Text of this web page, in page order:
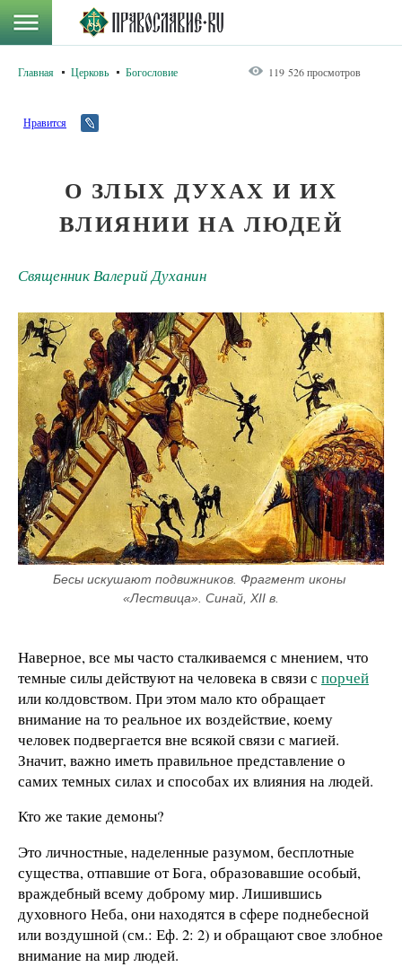
Главная Церковь Богословие 119 526 просмотров
Нравится
О ЗЛЫХ ДУХАХ И ИХ
ВЛИЯНИИ НА ЛЮДЕЙ
Священник Валерий Духанин
Бесы искушают подвижников. Фрагмент иконы
«Лествица». Синай, XII в.
Наверное, все мы часто сталкиваемся с мнением, что
темные силы действуют на человека в связи с порчей
или колдовством. При этом мало кто обращает
внимание на то реальное их воздействие, коему
человек подвергается вне всякой связи с магией.
Значит, важно иметь правильное представление о
самих темных силах и способах их влияния на людей.
Кто же такие демоны?
Это личностные, наделенные разумом, бесплотные
существа, отпавшие от Бога, образовавшие особый,
враждебный всему доброму мир. Лишившись
духовного Неба, они находятся в сфере поднебесной
или воздушной (см.: Еф. 2: 2) и обращают свое злобное
внимание на мир людей.